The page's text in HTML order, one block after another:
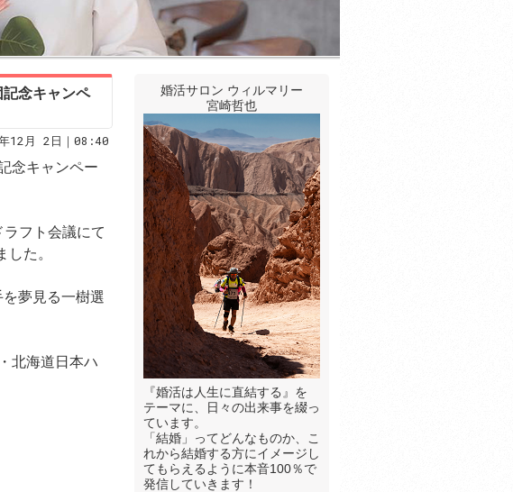
念キャンペ
12月 2日｜08:40
念キャンペー
フト会議にて
た。
夢見る一樹選
北海道日本ハ
婚活サロン ウィルマリー
宮崎哲也
『婚活は人生に直結する』を
テーマに、日々の出来事を綴っ
ています。
「結婚」ってどんなものか、こ
れから結婚する方にイメージし
てもらえるように本音100％で
発信していきます！